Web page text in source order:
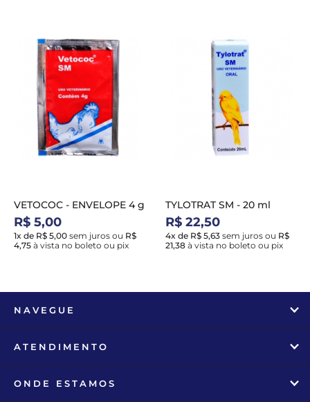
VETOCOC - ENVELOPE 4 g
R$ 5,00
1x de R$ 5,00 sem juros ou R$
4,75 à vista no boleto ou pix
TYLOTRAT SM - 20 ml
R$ 22,50
4x de R$ 5,63 sem juros ou R$
21,38 à vista no boleto ou pix
NAVEGUE
ATENDIMENTO
ONDE ESTAMOS